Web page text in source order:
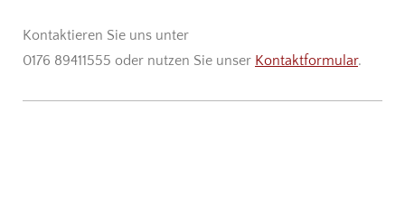
Kontaktieren Sie uns unter
0176 89411555 oder nutzen Sie unser Kontaktformular.